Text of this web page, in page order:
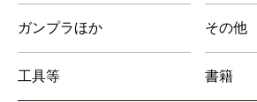
ガンプラほか その他
工具等 書籍